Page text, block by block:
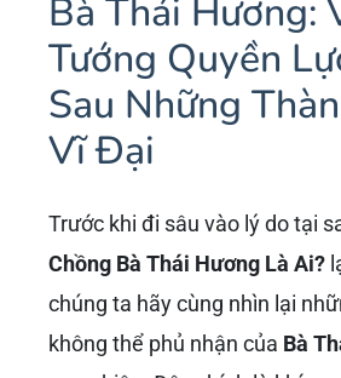
Bà Thái Hương:
Tướng Quyền
Sau Những
Vĩ Đại
Trước khi đi sâu vào lý do tại
Chồng Bà Thái Hương Là Ai?
chúng ta hãy cùng nhìn lại
không thể phủ nhận của Bà